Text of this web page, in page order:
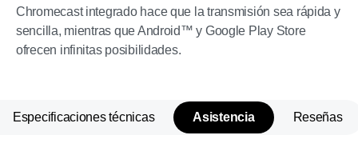
Chromecast integrado hace que la transmisión sea rápida y
sencilla, mientras que Android™ y Google Play Store
ofrecen infinitas posibilidades.
Especificaciones técnicas Asistencia Reseñas